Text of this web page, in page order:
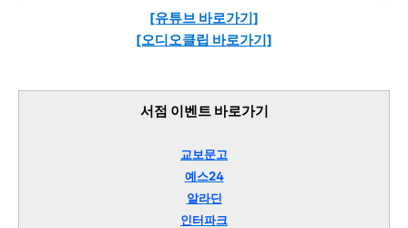
[유튜브 바로가기]
[오디오클립 바로가기]
서점 이벤트 바로가기
교보문고
예스24
알라딘
인터파크